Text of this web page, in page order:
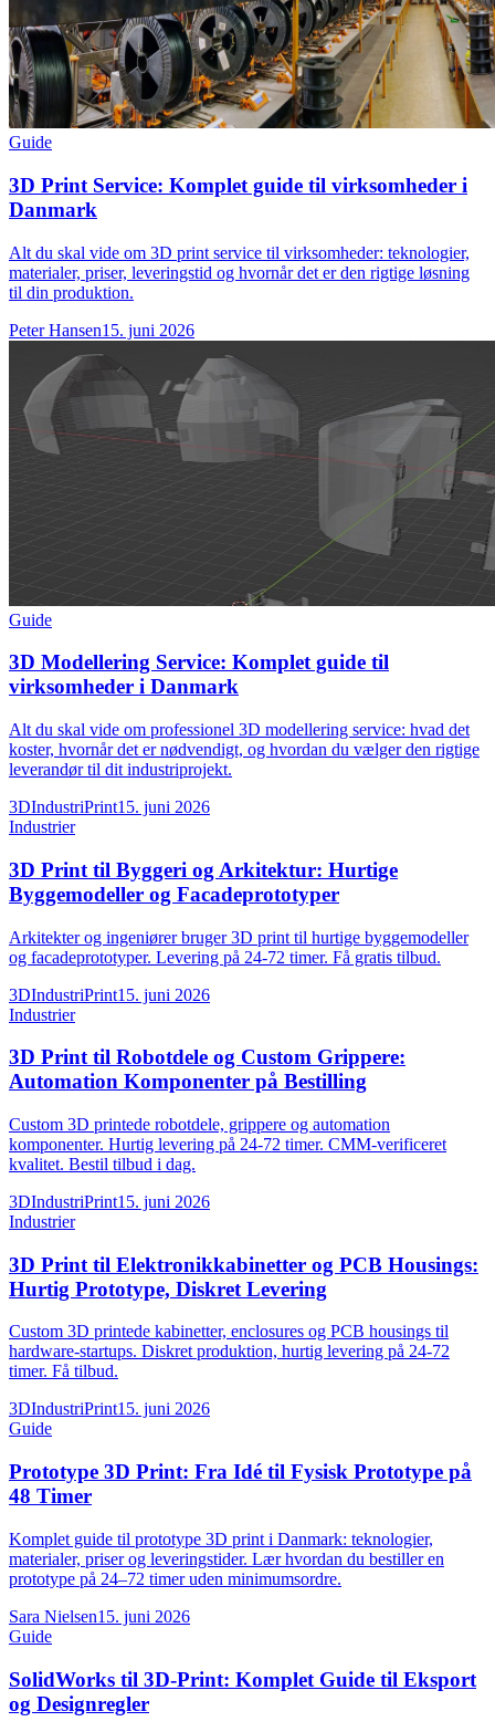
Guide
3D Print Service: Komplet guide til virksomheder i
Danmark
Alt du skal vide om 3D print service til virksomheder: teknologier,
materialer, priser, leveringstid og hvornår det er den rigtige løsning
til din produktion.
Peter Hansen15. juni 2026
Guide
3D Modellering Service: Komplet guide til
virksomheder i Danmark
Alt du skal vide om professionel 3D modellering service: hvad det
koster, hvornår det er nødvendigt, og hvordan du vælger den rigtige
leverandør til dit industriprojekt.
3DIndustriPrint15. juni 2026
Industrier
3D Print til Byggeri og Arkitektur: Hurtige
Byggemodeller og Facadeprototyper
Arkitekter og ingeniører bruger 3D print til hurtige byggemodeller
og facadeprototyper. Levering på 24-72 timer. Få gratis tilbud.
3DIndustriPrint15. juni 2026
Industrier
3D Print til Robotdele og Custom Grippere:
Automation Komponenter på Bestilling
Custom 3D printede robotdele, grippere og automation
komponenter. Hurtig levering på 24-72 timer. CMM-verificeret
kvalitet. Bestil tilbud i dag.
3DIndustriPrint15. juni 2026
Industrier
3D Print til Elektronikkabinetter og PCB Housings:
Hurtig Prototype, Diskret Levering
Custom 3D printede kabinetter, enclosures og PCB housings til
hardware-startups. Diskret produktion, hurtig levering på 24-72
timer. Få tilbud.
3DIndustriPrint15. juni 2026
Guide
Prototype 3D Print: Fra Idé til Fysisk Prototype på
48 Timer
Komplet guide til prototype 3D print i Danmark: teknologier,
materialer, priser og leveringstider. Lær hvordan du bestiller en
prototype på 24–72 timer uden minimumsordre.
Sara Nielsen15. juni 2026
Guide
SolidWorks til 3D-Print: Komplet Guide til Eksport
og Designregler